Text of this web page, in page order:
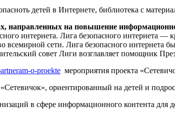
детей в Интернете, библиотека с
направленных на повышение
интернета. Лига безопасного интернета —
всемирной сети. Лига безопасного
совет Лиги возглавляет помощник
o-proekte мероприятия проекта
ориентированный на детей и
в сфере информационного контента для